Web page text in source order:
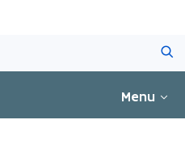
gaan
Menu